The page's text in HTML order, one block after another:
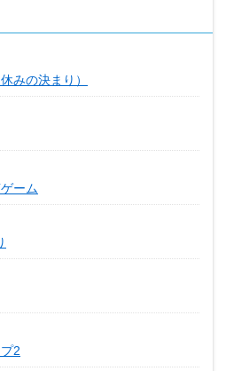
みの決まり）
ーム
2